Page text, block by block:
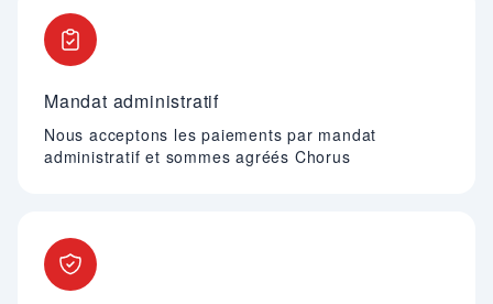
Mandat administratif
Nous acceptons les paiements par mandat
administratif et sommes agréés Chorus